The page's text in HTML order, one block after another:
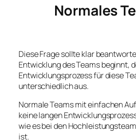
Normales
Diese Frage sollte klar
Entwicklung des Teams beginnt,
Entwicklungsprozess für diese
unterschiedlich aus.
Normale Teams mit einfachen
keine langen
wie es bei den
ist.